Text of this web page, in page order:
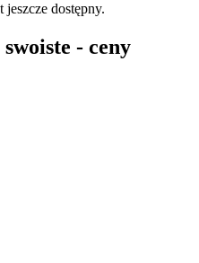
jeszcze dostępny.
- ceny